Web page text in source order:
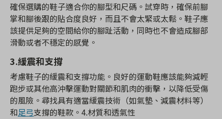
確保選購的鞋子適合你的腳型和尺碼。試穿時，確保前腳
掌和腳後跟的貼合度良好，而且不會太緊或太鬆。鞋子應
該提供足夠的空間給你的腳趾活動，同時也不會造成腳部
滑動或者不穩定的感覺。
3.緩震和支撐
考慮鞋子的緩震和支撐功能。良好的運動鞋應該能夠減輕
跑步或其他高沖擊運動對關節和肌肉的衝擊，以降低受傷
的風險。尋找具有適當緩震技術（如氣墊、減震材料等）
和足弓支撐的鞋款。4.材質和透氣性